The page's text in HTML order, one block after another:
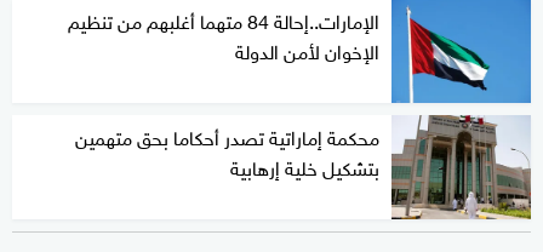
الإمارات..إحالة 84 متهما أغلبهم من تنظيم
الإخوان لأمن الدولة
محكمة إماراتية تصدر أحكاما بحق متهمين
بتشكيل خلية إرهابية